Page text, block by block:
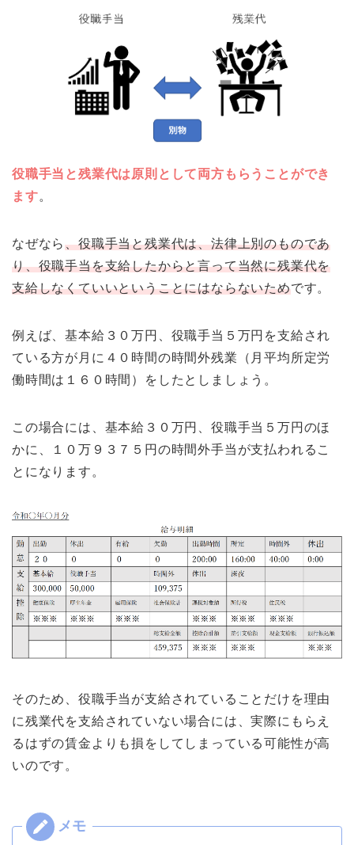
役職手当と残業代は原則として両方もらうことができ
ます。
なぜなら、役職手当と残業代は、法律上別のものであ
り、役職手当を支給したからと言って当然に残業代を
支給しなくていいということにはならないためです。
例えば、基本給３０万円、役職手当５万円を支給され
ている方が月に４０時間の時間外残業（月平均所定労
働時間は１６０時間）をしたとしましょう。
この場合には、基本給３０万円、役職手当５万円のほ
かに、１０万９３７５円の時間外手当が支払われるこ
とになります。
そのため、役職手当が支給されていることだけを理由
に残業代を支給されていない場合には、実際にもらえ
るはずの賃金よりも損をしてしまっている可能性が高
いのです。